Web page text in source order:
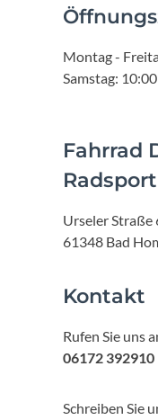
Montag -
Samstag:
Fahrrad
Urseler Straße
61348 Bad
Kontakt
Rufen Sie uns
06172 392910
Schreiben Sie